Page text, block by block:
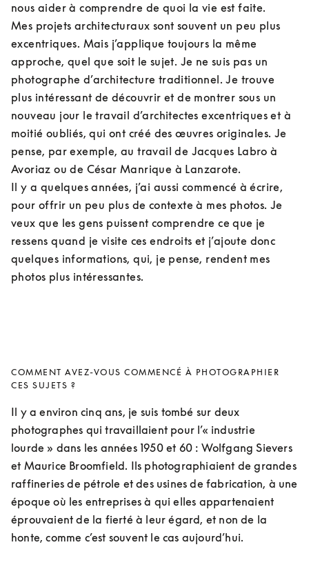
nous aider à comprendre de quoi la vie est faite.
Mes projets architecturaux sont souvent un peu plus
excentriques. Mais j’applique toujours la même
approche, quel que soit le sujet. Je ne suis pas un
photographe d’architecture traditionnel. Je trouve
plus intéressant de découvrir et de montrer sous un
nouveau jour le travail d’architectes excentriques et à
moitié oubliés, qui ont créé des œuvres originales. Je
pense, par exemple, au travail de Jacques Labro à
Avoriaz ou de César Manrique à Lanzarote.
Il y a quelques années, j’ai aussi commencé à écrire,
pour offrir un peu plus de contexte à mes photos. Je
veux que les gens puissent comprendre ce que je
ressens quand je visite ces endroits et j’ajoute donc
quelques informations, qui, je pense, rendent mes
photos plus intéressantes.
COMMENT AVEZ-VOUS COMMENCÉ À PHOTOGRAPHIER
CES SUJETS ?
Il y a environ cinq ans, je suis tombé sur deux
photographes qui travaillaient pour l’« industrie
lourde » dans les années 1950 et 60 : Wolfgang Sievers
et Maurice Broomfield. Ils photographiaient de grandes
raffineries de pétrole et des usines de fabrication, à une
époque où les entreprises à qui elles appartenaient
éprouvaient de la fierté à leur égard, et non de la
honte, comme c’est souvent le cas aujourd’hui.